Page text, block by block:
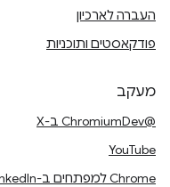
העברה לארכיון
פודקאסטים ותוכניות
מעקב
@ChromiumDev ב-X
YouTube
Chrome למפתחים ב-LinkedIn